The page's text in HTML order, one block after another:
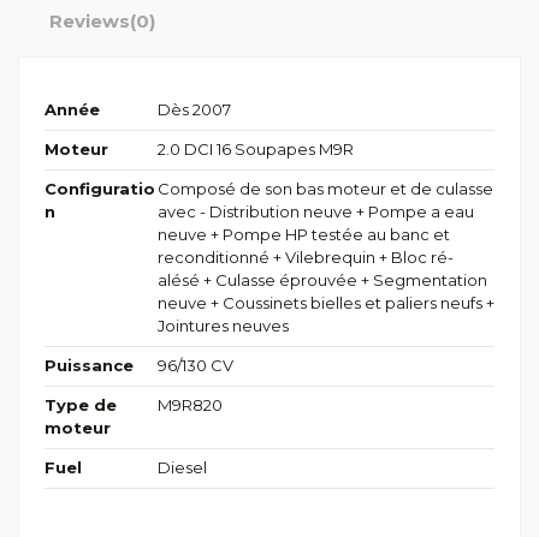
Reviews(0)
Année Dès 2007
Moteur 2.0 DCI 16 Soupapes M9R
Configuratio
n
Composé de son bas moteur et de culasse
avec - Distribution neuve + Pompe a eau
neuve + Pompe HP testée au banc et
reconditionné + Vilebrequin + Bloc ré-
alésé + Culasse éprouvée + Segmentation
neuve + Coussinets bielles et paliers neufs +
Jointures neuves
Puissance 96/130 CV
Type de
moteur
M9R820
Fuel Diesel